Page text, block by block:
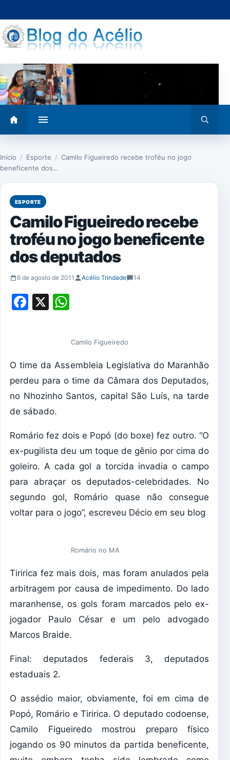
para
o
conteúdo
menu
busca
Início / Esporte / Camilo Figueiredo recebe troféu no jogo
beneficente dos…
ESPORTE
Camilo Figueiredo recebe
troféu no jogo beneficente
dos deputados
6 de agosto de 2011 Acélio Trindade 14
Facebook
X
Camilo Figueiredo
O time da Assembleia Legislativa do Maranhão
perdeu para o time da Câmara dos Deputados,
no Nhozinho Santos, capital São Luís, na tarde
de sábado.
Romário fez dois e Popó (do boxe) fez outro. “O
ex-pugilista deu um toque de gênio por cima do
goleiro. A cada gol a torcida invadia o campo
para abraçar os deputados-celebridades. No
segundo gol, Romário quase não consegue
voltar para o jogo”, escreveu Décio em seu blog
Romário no MA
Tiririca fez mais dois, mas foram anulados pela
arbitragem por causa de impedimento. Do lado
maranhense, os gols foram marcados pelo ex-
jogador Paulo César e um pelo advogado
Marcos Braide.
Final: deputados federais 3, deputados
estaduais 2.
O assédio maior, obviamente, foi em cima de
Popó, Romário e Tiririca. O deputado codoense,
Camilo Figueiredo mostrou preparo físico
jogando os 90 minutos da partida beneficente,